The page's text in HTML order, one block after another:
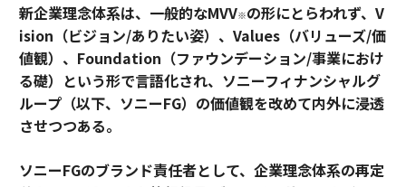
新企業理念体系は、一般的なMVV※の形にとらわれず、V
ision（ビジョン/ありたい姿）、Values（バリューズ/価
値観）、Foundation（ファウンデーション/事業におけ
る礎）という形で言語化され、ソニーフィナンシャルグ
ループ（以下、ソニーFG）の価値観を改めて内外に浸透
させつつある。
ソニーFGのブランド責任者として、企業理念体系の再定